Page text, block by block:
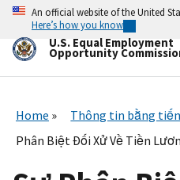
Skip
main
content
An official website of the United
Here’s how you know
U.S. Equal Employment
Opportunity
Home
Thông tin bằng
Phân Biệt Đối Xử Về Tiền